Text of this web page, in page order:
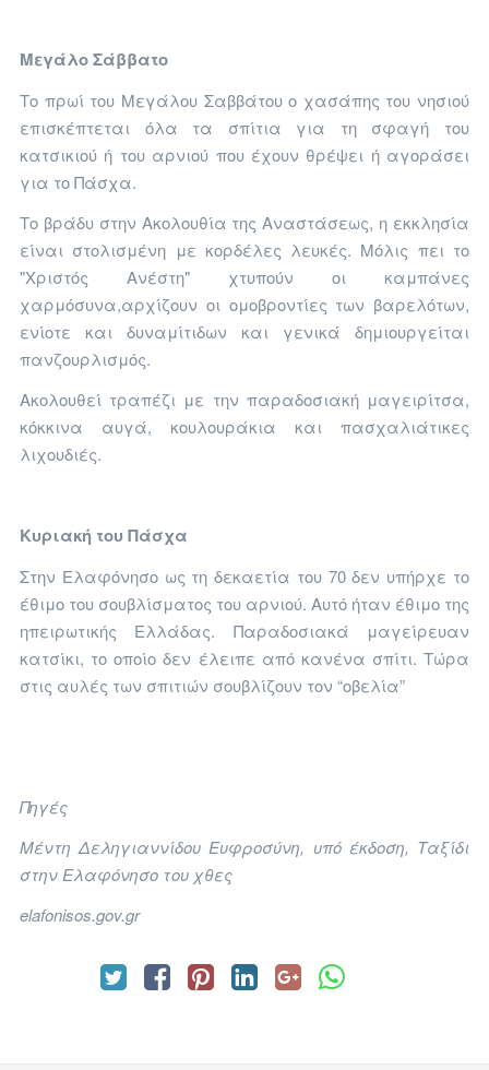
Μεγάλο Σάββατο
Το πρωί του Μεγάλου Σαββάτου ο χασάπης του νησιού
επισκέπτεται όλα τα σπίτια για τη σφαγή του
κατσικιού ή του αρνιού που έχουν θρέψει ή αγοράσει
για το Πάσχα.
Το βράδυ στην Ακολουθία της Αναστάσεως, η εκκλησία
είναι στολισμένη με κορδέλες λευκές. Μόλις πει το
"Χριστός Ανέστη" χτυπούν οι καμπάνες
χαρμόσυνα,αρχίζουν οι ομοβροντίες των βαρελότων,
ενίοτε και δυναμίτιδων και γενικά δημιουργείται
πανζουρλισμός.
Ακολουθεί τραπέζι με την παραδοσιακή μαγειρίτσα,
κόκκινα αυγά, κουλουράκια και πασχαλιάτικες
λιχουδιές.
Κυριακή του Πάσχα
Στην Ελαφόνησο ως τη δεκαετία του 70 δεν υπήρχε το
έθιμο του σουβλίσματος του αρνιού. Αυτό ήταν έθιμο της
ηπειρωτικής Ελλάδας. Παραδοσιακά μαγείρευαν
κατσίκι, το οποίο δεν έλειπε από κανένα σπίτι. Τώρα
στις αυλές των σπιτιών σουβλίζουν τον “οβελία”
Πηγές
Μέντη Δεληγιαννίδου Ευφροσύνη, υπό έκδοση, Ταξίδι
στην Ελαφόνησο του χθες
elafonisos.gov.gr